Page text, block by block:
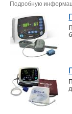
Подробную